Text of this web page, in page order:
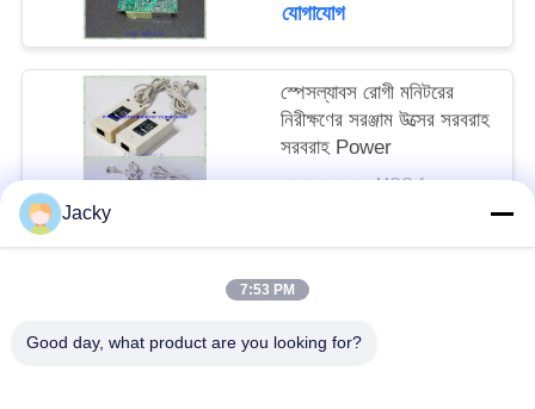
PRIVACY
POLICY
যোগাযোগ
স্পেসল্যাবস রোগী মনিটরের
নিরীক্ষণের সরঞ্জাম উত্সের সরবরাহ
সরবরাহ Power
আলোচনা সাপেক্ষে MOQ:1
Jacky
7:53 PM
Good day, what product are you looking for?